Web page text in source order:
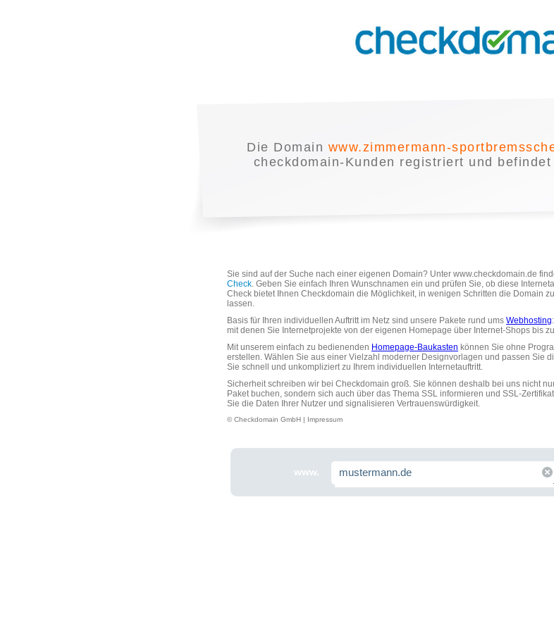
Die Domain www.zimmermann-
checkdomain-Kunden registriert und
Sie sind auf der Suche nach einer eigenen Domain? Unter www.checkdomain.de
Check. Geben Sie einfach Ihren Wunschnamen ein und prüfen Sie, ob diese
Check bietet Ihnen Checkdomain die Möglichkeit, in wenigen Schritten die Domain
lassen.
Basis für Ihren individuellen Auftritt im Netz sind unsere Pakete rund ums Webhosting
mit denen Sie Internetprojekte von der eigenen Homepage über Internet-Shops bis
Mit unserem einfach zu bedienenden Homepage-Baukasten können Sie ohne
erstellen. Wählen Sie aus einer Vielzahl moderner Designvorlagen und passen Sie
Sie schnell und unkompliziert zu Ihrem individuellen Internetauftritt.
Sicherheit schreiben wir bei Checkdomain groß. Sie können deshalb bei uns nicht
Paket buchen, sondern sich auch über das Thema SSL informieren und SSL-
Sie die Daten Ihrer Nutzer und signalisieren Vertrauenswürdigkeit.
© Checkdomain GmbH | Impressum
www.